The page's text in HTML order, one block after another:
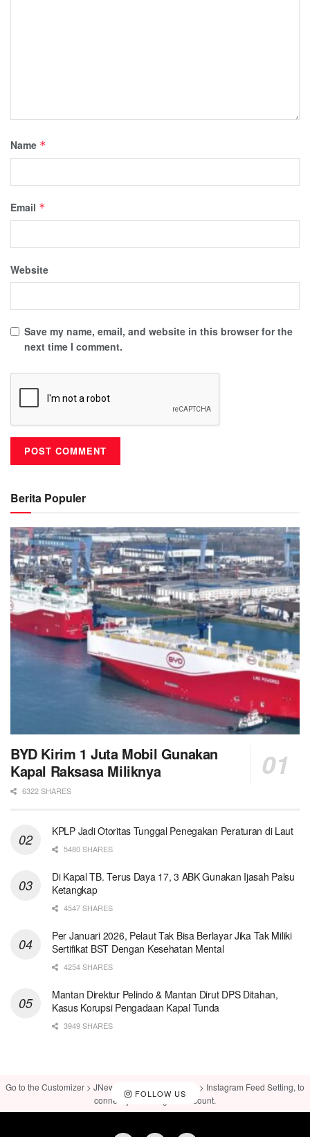
Name *
Email *
Website
Save my name, email, and website in this browser for the
next time I comment.
Berita Populer
BYD Kirim 1 Juta Mobil Gunakan
Kapal Raksasa Miliknya
6322 SHARES
KPLP Jadi Otoritas Tunggal Penegakan Peraturan di Laut
5480 SHARES
Di Kapal TB. Terus Daya 17, 3 ABK Gunakan Ijasah Palsu
Ketangkap
4547 SHARES
Per Januari 2026, Pelaut Tak Bisa Berlayar Jika Tak Miliki
Sertifikat BST Dengan Kesehatan Mental
4254 SHARES
Mantan Direktur Pelindo & Mantan Dirut DPS Ditahan,
Kasus Korupsi Pengadaan Kapal Tunda
3949 SHARES
FOLLOW US
Go to the Customizer > JNews : Social, Like & View > Instagram Feed Setting, to
connect your Instagram account.